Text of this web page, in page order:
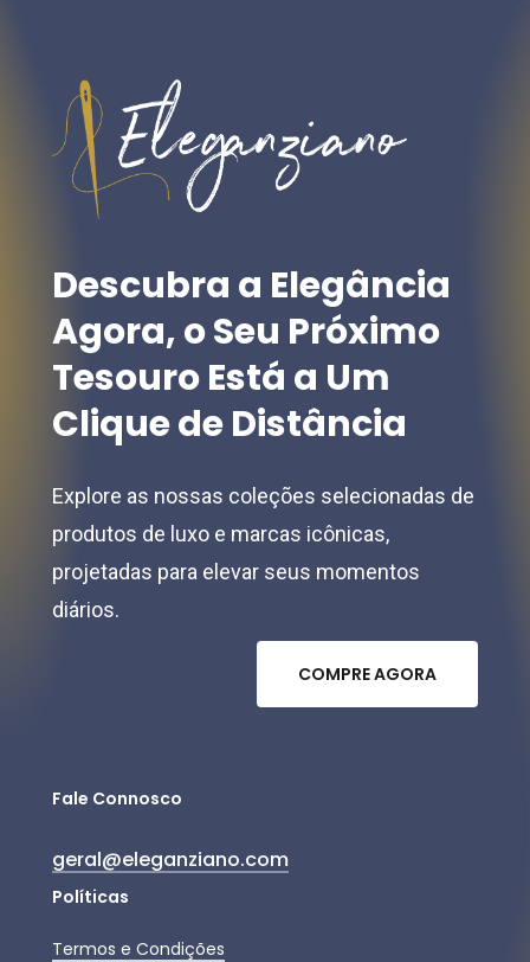
Descubra a Elegância
Agora,oSeu Próximo
TesouroEstá a Um
CliquedeDistância
Explore as nossas coleções selecionadas de
produtos de luxo e marcas icônicas,
projetadas para elevar seus momentos
diários.
COMPREAGORA
Fale Connosco
geral@eleganziano.com
Políticas
Termos e Condições